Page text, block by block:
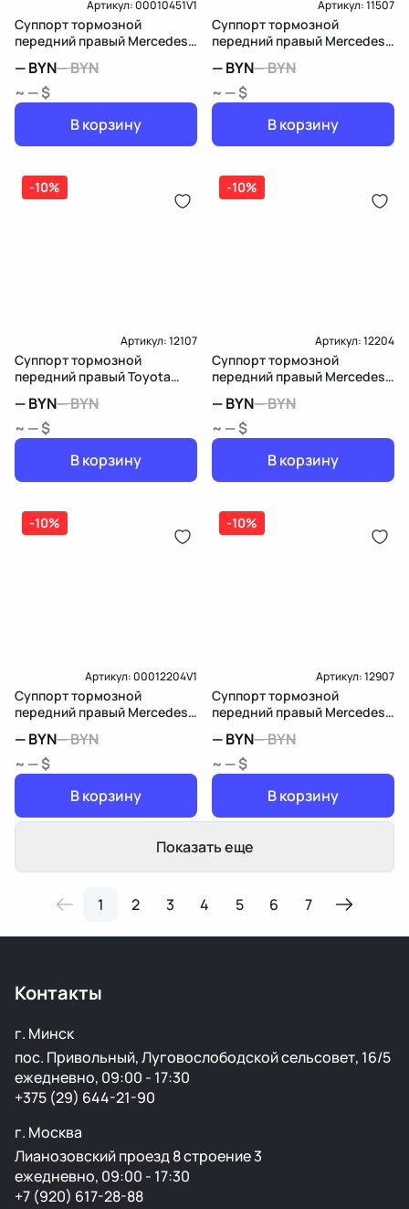
Артикул:00010451V1
Суппорт тормозной
передний правый Mercedes-
—BYN—BYN
~ — $
В корзину
Артикул:11507
Суппорт тормозной
передний правый Mercedes-
—BYN—BYN
~ — $
В корзину
-10%
Артикул:12107
Суппорт тормозной
передний правый Toyota
—BYN—BYN
~ — $
В корзину
-10%
Артикул:12204
Суппорт тормозной
передний правый Mercedes-
—BYN—BYN
~ — $
В корзину
-10%
Артикул:00012204V1
Суппорт тормозной
передний правый Mercedes-
—BYN—BYN
~ — $
В корзину
-10%
Артикул:12907
Суппорт тормозной
передний правый Mercedes-
—BYN—BYN
~ — $
В корзину
Показать еще
1 2 3 4 5 6 7
Контакты
г. Минск
пос. Привольный, Луговослободской сельсовет, 16/5
ежедневно, 09:00 - 17:30
+375 (29) 644-21-90
г. Москва
Лианозовский проезд 8 строение 3
ежедневно, 09:00 - 17:30
+7 (920) 617-28-88